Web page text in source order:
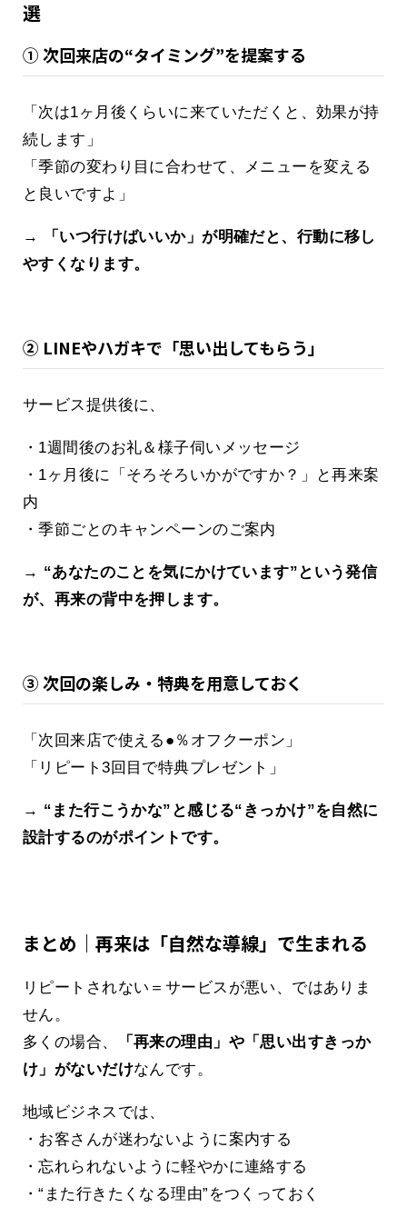
選
① 次回来店の“タイミング”を提案する
「次は1ヶ月後くらいに来ていただくと、効果が持
続します」
「季節の変わり目に合わせて、メニューを変える
と良いですよ」
→
「いつ行けばいいか」が明確だと、行動に移し
やすくなります。
② LINEやハガキで「思い出してもらう」
サービス提供後に、
・1週間後のお礼＆様子伺いメッセージ
・1ヶ月後に「そろそろいかがですか？」と再来案
内
・季節ごとのキャンペーンのご案内
→ “あなたのことを気にかけています”という発信
が、再来の背中を押します。
③ 次回の楽しみ・特典を用意しておく
「次回来店で使える●％オフクーポン」
「リピート3回目で特典プレゼント」
→ “また行こうかな”と感じる“きっかけ”を自然に
設計するのがポイントです。
まとめ｜再来は「自然な導線」で生まれる
リピートされない＝サービスが悪い、ではありま
せん。
多くの場合、
「再来の理由」や「思い出すきっか
け」がないだけなんです。
地域ビジネスでは、
・お客さんが迷わないように案内する
・忘れられないように軽やかに連絡する
・“また行きたくなる理由”をつくっておく